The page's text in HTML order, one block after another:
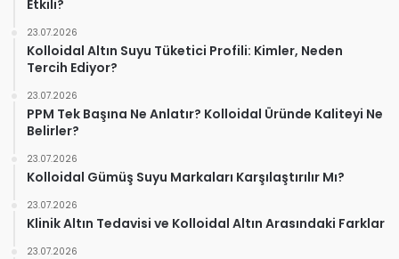
Etkili?
23.07.2026
Kolloidal Altın Suyu Tüketici Profili: Kimler, Neden
Tercih Ediyor?
23.07.2026
PPM Tek Başına Ne Anlatır? Kolloidal Üründe Kaliteyi Ne
Belirler?
23.07.2026
Kolloidal Gümüş Suyu Markaları Karşılaştırılır Mı?
23.07.2026
Klinik Altın Tedavisi ve Kolloidal Altın Arasındaki Farklar
23.07.2026